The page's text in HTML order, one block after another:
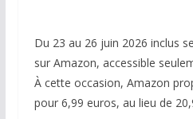
Du 23 au 26 juin 2026 inclus
sur Amazon, accessible
À cette occasion, Amazon
pour 6,99 euros, au lieu de